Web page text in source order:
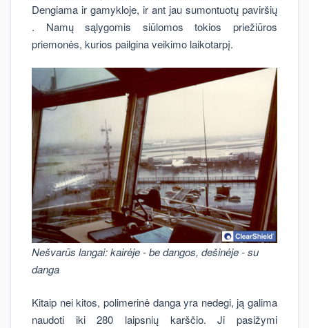
Dengiama ir gamykloje, ir ant jau sumontuotų paviršių
. Namų sąlygomis siūlomos tokios priežiūros
priemonės, kurios pailgina veikimo laikotarpį.
Nešvarūs langai: kairėje - be dangos, dešinėje - su
danga
Kitaip nei kitos, polimerinė danga yra nedegi, ją galima
naudoti iki 280 laipsnių karščio. Ji pasižymi